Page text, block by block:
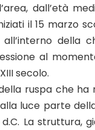
dall’età
il 15 marzo
della
al
secolo.
della ruspa che
luce parte
La struttura,